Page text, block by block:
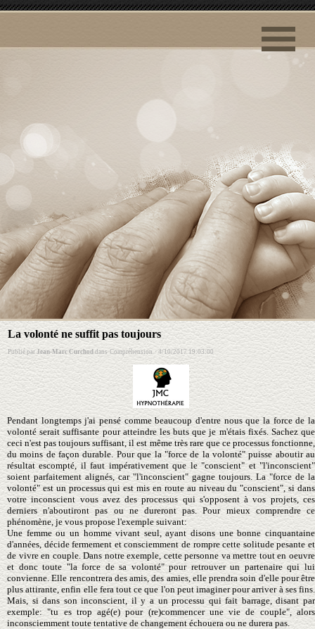
La volonté ne suffit pas toujours
Publié parJean-Marc Curchod dansCompréhension·4/10/2017 19:03:00
Pendant longtemps j'ai pensé comme beaucoup d'entre nous que la force de la
volonté serait suffisante pour atteindre les buts que je m'étais fixés. Sachez que
ceci n'est pas toujours suffisant, il est même très rare que ce processus fonctionne,
du moins de façon durable. Pour que la "force de la volonté" puisse aboutir au
résultat escompté, il faut impérativement que le "conscient" et "l'inconscient"
soient parfaitement alignés, car "l'inconscient" gagne toujours. La "force de la
volonté" est un processus qui est mis en route au niveau du "conscient", si dans
votre inconscient vous avez des processus qui s'opposent à vos projets, ces
derniers n'aboutiront pas ou ne dureront pas. Pour mieux comprendre ce
phénomène, je vous propose l'exemple suivant:
Une femme ou un homme vivant seul, ayant disons une bonne cinquantaine
d'années, décide fermement et consciemment de rompre cette solitude pesante et
de vivre en couple. Dans notre exemple, cette personne va mettre tout en oeuvre
et donc toute "la force de sa volonté" pour retrouver un partenaire qui lui
convienne. Elle rencontrera des amis, des amies, elle prendra soin d'elle pour être
plus attirante, enfin elle fera tout ce que l'on peut imaginer pour arriver à ses fins.
Mais, si dans son inconscient, il y a un processu qui fait barrage, disant par
exemple: "tu es trop agé(e) pour (re)commencer une vie de couple", alors
inconsciemment toute tentative de changement échouera ou ne durera pas.